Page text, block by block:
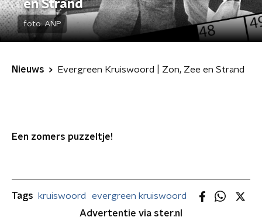
en Strand
foto:ANP
Nieuws Evergreen Kruiswoord | Zon, Zee en Strand
Een zomers puzzeltje!
Tags kruiswoord
evergreen kruiswoord
Advertentie via ster.nl